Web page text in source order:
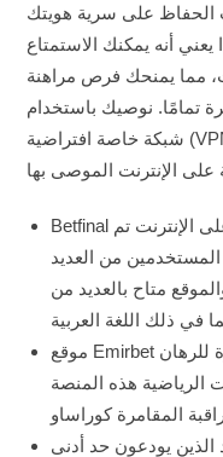
على سرية هويتك
أنه يمكنك الاستمتاع
مما يمنحك فرص مراهنة
تمامًا. نوصيك باستخدام
شبكة خاصة افتراضية (VPN) عند الوصول إلى أحد لإفضل مواقع
Betfinal هو موقع لمراهنات كرة القدم على الإنترنت تم
موجه نحو المستخدمين من العديد
متاح بالعديد من
موقع Emirbet هو من مواقع ومنصات المراهنة الممتازة للرهان
الرياضية هذه المنصة
الذين يودعون حد أدنى